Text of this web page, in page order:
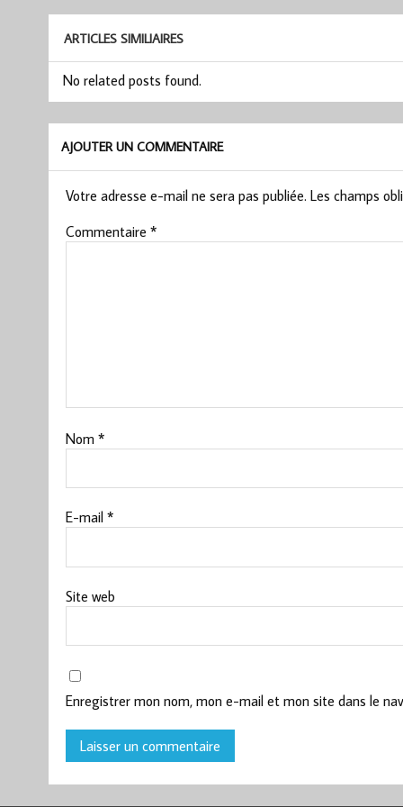
ARTICLES SIMILIAIRES
No related posts found.
AJOUTER UN COMMENTAIRE
Votre adresse e-mail ne sera pas publiée. Les champs
Commentaire *
Nom *
E-mail *
Site web
Enregistrer mon nom, mon e-mail et mon site dans le